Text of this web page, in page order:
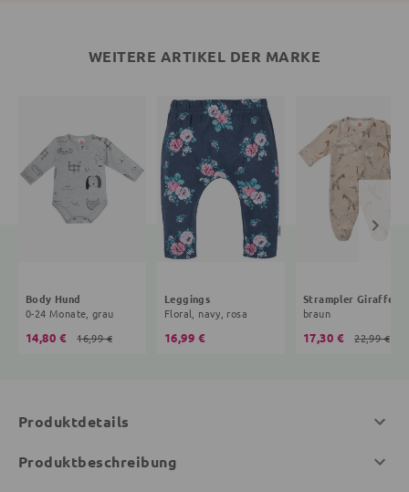
WEITERE ARTIKEL DER MARKE
Body Hund
0-24 Monate, grau
14,80 € 16,99 €
Leggings
Floral, navy, rosa
16,99 €
Strampler Giraffe
braun
17,30 € 22,99 €
Produktdetails
Produktbeschreibung